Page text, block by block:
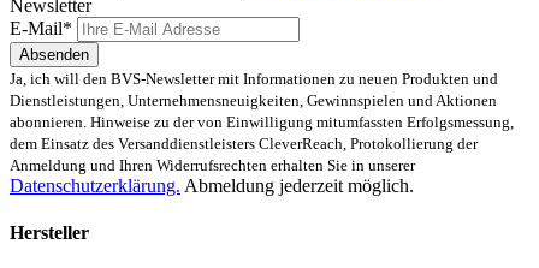
Newsletter
E-Mail*
Absenden
Ja, ich will den BVS-Newsletter mit Informationen zu neuen Produkten und
Dienstleistungen, Unternehmensneuigkeiten, Gewinnspielen und Aktionen
abonnieren. Hinweise zu der von Einwilligung mitumfassten Erfolgsmessung,
dem Einsatz des Versanddienstleisters CleverReach, Protokollierung der
Anmeldung und Ihren Widerrufsrechten erhalten Sie in unserer
Datenschutzerklärung. Abmeldung jederzeit möglich.
Hersteller